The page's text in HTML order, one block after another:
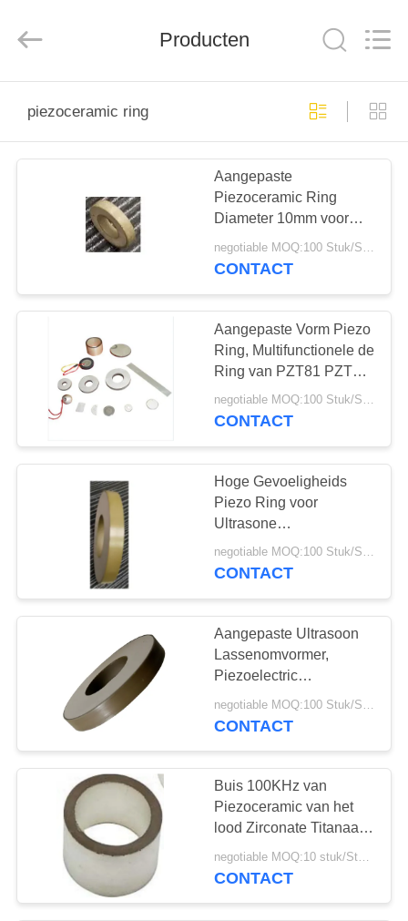
PRODUCTEN
ONGEVEER
FABRIEKSREIS
KWALITEITSCONTROLE
CONTACTEER
ONS
VERZOEK
OM EEN
CITAAT
SITEMAP
PRIVACY
POLICY
Technology
Producten
piezoceramic ring
Aangepaste
Piezoceramic Ring
Diameter 10mm voor
Ultrasone
Pulstelleromvormer
negotiable MOQ:100 Stuk/Stukken
CONTACT
Aangepaste Vorm Piezo
Ring, Multifunctionele de
Ring van PZT81 PZT44
Piezoceramic
negotiable MOQ:100 Stuk/Stukken
CONTACT
Hoge Gevoeligheids
Piezo Ring voor
Ultrasone
Masker/Boringsmachine
negotiable MOQ:100 Stuk/Stukken
CONTACT
Aangepaste Ultrasoon
Lassenomvormer,
Piezoelectric
Ceramische Ring
CONTACT
Buis 100KHz van
Piezoceramic van het
lood Zirconate Titanaat
voor Ultrasone
Hydrofoon
negotiable MOQ:10 stuk/Stukken
CONTACT